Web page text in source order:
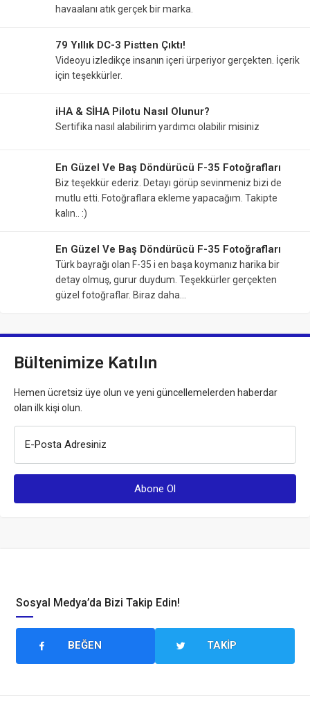
havaalanı atık gerçek bir marka.
79 Yıllık DC-3 Pistten Çıktı!
Videoyu izledikçe insanın içeri ürperiyor gerçekten. İçerik
için teşekkürler.
iHA & SİHA Pilotu Nasıl Olunur?
Sertifika nasıl alabilirim yardımcı olabilir misiniz
En Güzel Ve Baş Döndürücü F-35 Fotoğrafları
Biz teşekkür ederiz. Detayı görüp sevinmeniz bizi de
mutlu etti. Fotoğraflara ekleme yapacağım. Takipte
kalın.. :)
En Güzel Ve Baş Döndürücü F-35 Fotoğrafları
Türk bayrağı olan F-35 i en başa koymanız harika bir
detay olmuş, gurur duydum. Teşekkürler gerçekten
güzel fotoğraflar. Biraz daha…
Bültenimize Katılın
Hemen ücretsiz üye olun ve yeni güncellemelerden haberdar
olan ilk kişi olun.
E-Posta Adresiniz
Sosyal Medya’da Bizi Takip Edin!
BEĞEN TAKIP